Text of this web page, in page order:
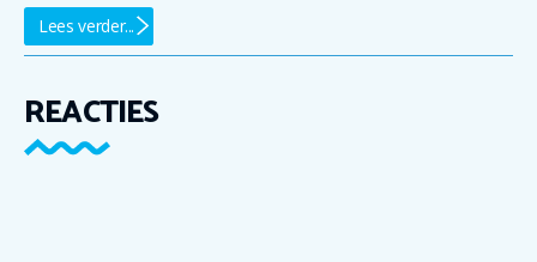
Lees verder...
REACTIES